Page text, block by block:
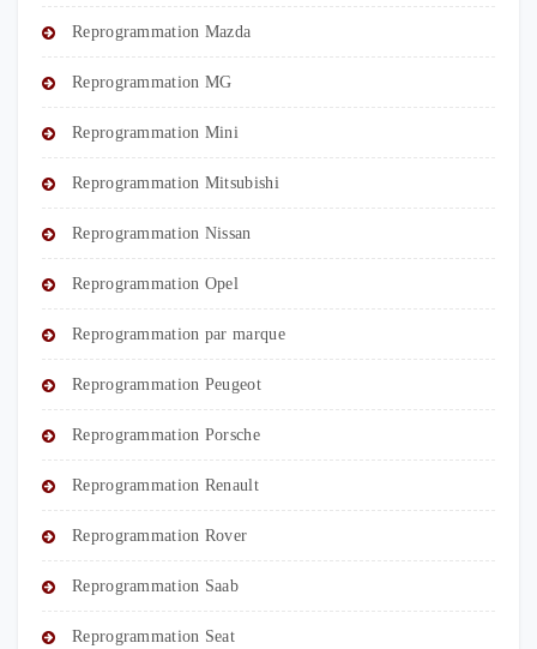
Reprogrammation Mazda
Reprogrammation MG
Reprogrammation Mini
Reprogrammation Mitsubishi
Reprogrammation Nissan
Reprogrammation Opel
Reprogrammation par marque
Reprogrammation Peugeot
Reprogrammation Porsche
Reprogrammation Renault
Reprogrammation Rover
Reprogrammation Saab
Reprogrammation Seat